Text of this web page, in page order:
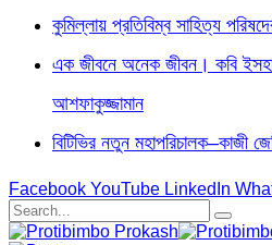
কুমিল্লায় প্রতিবিম্ব সাহিত্য
এক জীবনে অনেক জীবন। কবি
আশফাকুজ্জামান
বিটিভির নতুন মহাপরিচালক–কাজী
Facebook YouTube LinkedIn